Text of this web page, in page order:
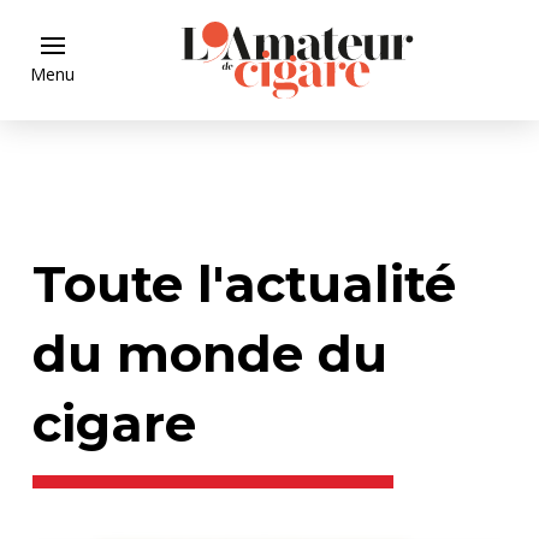
Menu
Toute l'actualité
du monde du
cigare